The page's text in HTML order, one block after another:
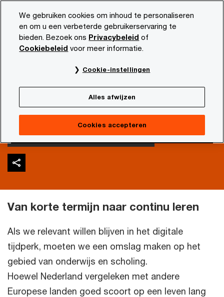
content
footer
PwC NL Actueel en publicaties Diensten en sectoren
Een leven lang leren:
relevant blijven in het
digitale tijdperk
Van korte termijn naar continu leren
Als we relevant willen blijven in het digitale
tijdperk, moeten we een omslag maken op het
gebied van onderwijs en scholing.
Hoewel Nederland vergeleken met andere
Europese landen goed scoort op een leven lang
We gebruiken cookies om inhoud te personaliseren
en om u een verbeterde gebruikerservaring te
bieden. Bezoek ons Privacybeleid of
Cookiebeleid voor meer informatie.
Cookie-instellingen
Alles afwijzen
Cookies accepteren